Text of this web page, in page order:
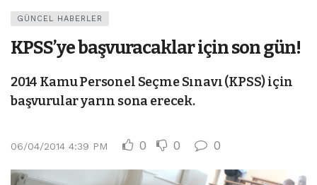
GÜNCEL HABERLER
KPSS’ye başvuracaklar için son gün!
2014 Kamu Personel Seçme Sınavı (KPSS) için
başvurular yarın sona erecek.
06/04/2014 4:39 PM 0 0 0